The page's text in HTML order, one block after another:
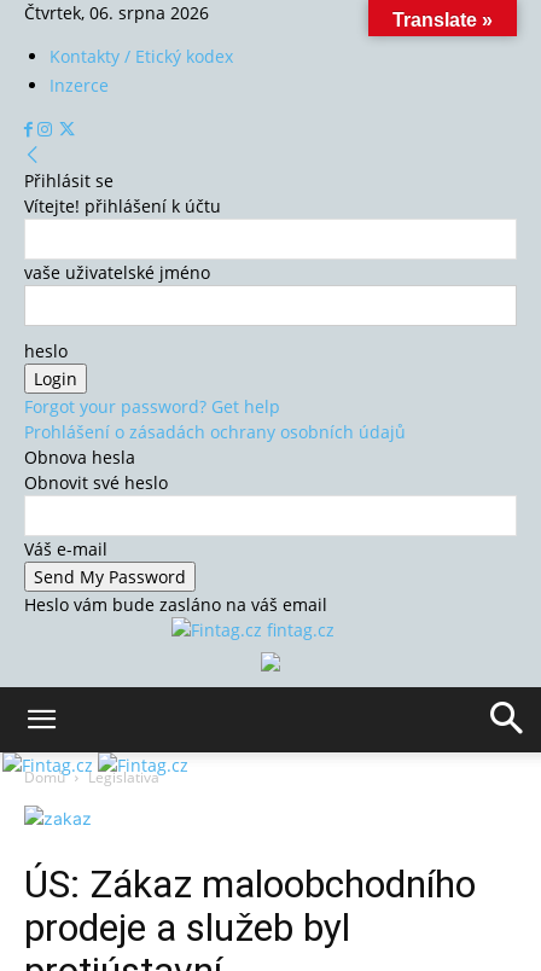
Čtvrtek, 06. srpna 2026
Kontakty / Etický kodex
Inzerce
Přihlásit se
Vítejte! přihlášení k účtu
vaše uživatelské jméno
heslo
Forgot your password? Get help
Prohlášení o zásadách ochrany osobních údajů
Obnova hesla
Obnovit své heslo
Váš e-mail
Heslo vám bude zasláno na váš email
fintag.cz
Domů Legislativa
ÚS: Zákaz maloobchodního
prodeje a služeb byl
Translate »